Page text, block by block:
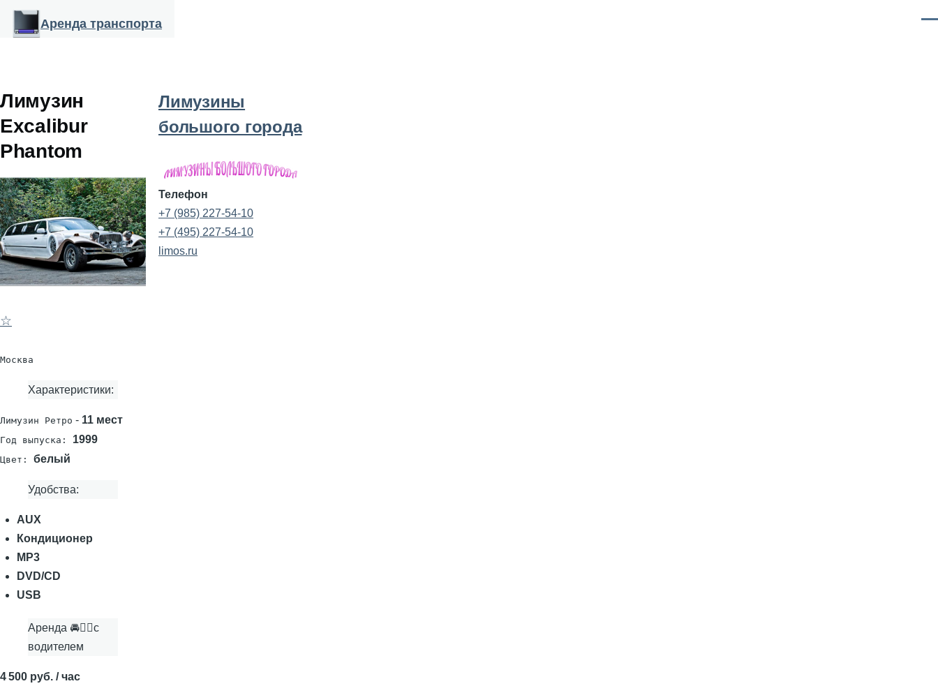
Перейти к основному содержанию
Аренда транспорта
Лимузин
Excalibur
Phantom
☆
Москва
Характеристики:
Лимузин Ретро - 11 мест
Год выпуска: 1999
Цвет: белый
Удобства:
AUX
Кондиционер
MP3
DVD/CD
USB
Аренда 🚘👨‍✈с
водителем
4 500 руб. / час
Лимузины
большого города
Телефон
+7 (985) 227-54-10
+7 (495) 227-54-10
limos.ru